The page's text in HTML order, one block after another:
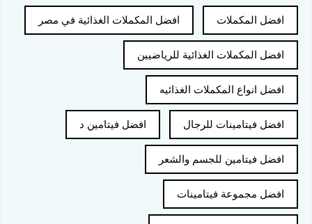
افضل المكملات افضل المكملات الغذائية في مصر
افضل المكملات الغذائية للرياضيين
افضل انواع المكملات الغذائيه
افضل فيتامينات للرجال افضل فيتامين د
افضل فيتامين للجسم والشعر
افضل مجموعة فيتامينات